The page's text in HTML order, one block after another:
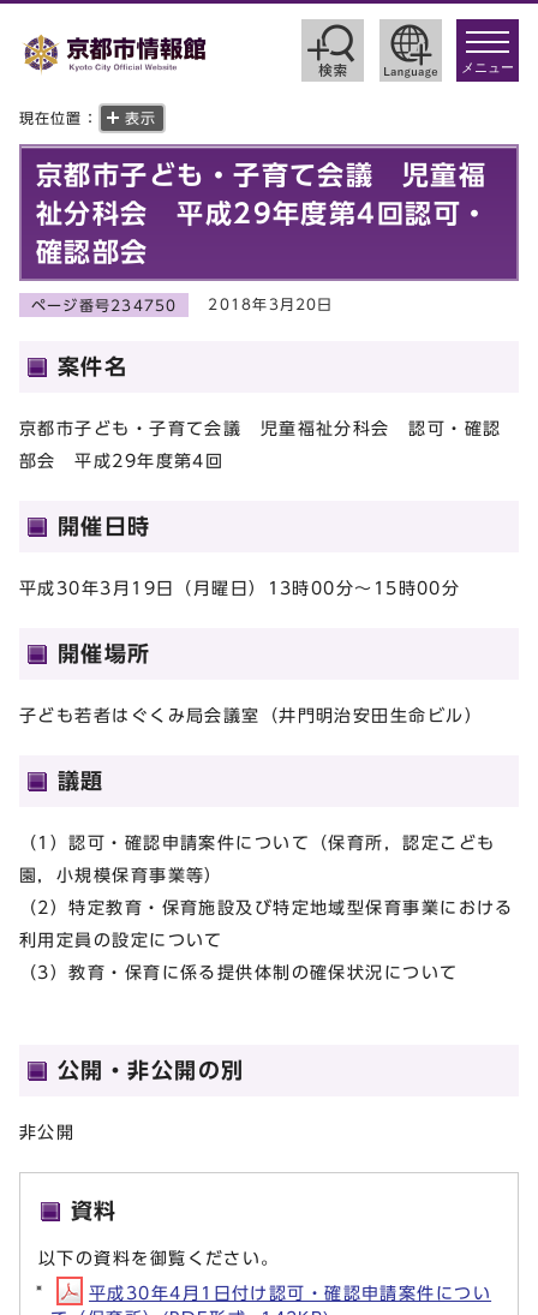
toggle
メニュー
現在位置： 表示
京都市子ども・子育て会議 児童福
祉分科会 平成29年度第4回認可・
確認部会
ページ番号234750 2018年3月20日
案件名
京都市子ども・子育て会議 児童福祉分科会 認可・確認
部会 平成29年度第4回
開催日時
平成30年3月19日（月曜日）13時00分～15時00分
開催場所
子ども若者はぐくみ局会議室（井門明治安田生命ビル）
議題
（1）認可・確認申請案件について（保育所，認定こども
園，小規模保育事業等）
（2）特定教育・保育施設及び特定地域型保育事業における
利用定員の設定について
（3）教育・保育に係る提供体制の確保状況について
公開・非公開の別
非公開
資料
以下の資料を御覧ください。
平成30年4月1日付け認可・確認申請案件につい